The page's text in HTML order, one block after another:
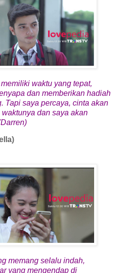
waktu yang tepat,
dan memberikan hadiah
Tapi saya percaya, cinta akan
dan saya akan
memang selalu indah,
yang mengendap di